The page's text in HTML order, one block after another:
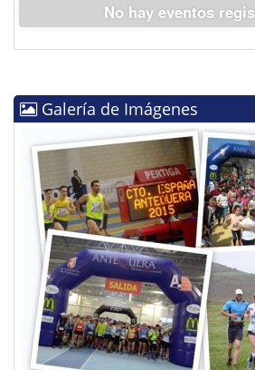
No hay eventos
Galería de Imágenes